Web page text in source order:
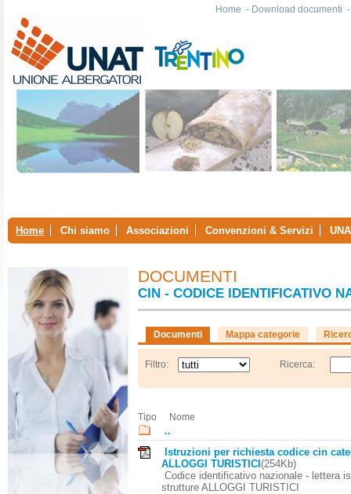
Home - Download documenti
Home Chi siamo Associazioni Convenzioni & Servizi
DOCUMENTI
CIN - CODICE IDENTIFICATIVO
Documenti Mappa categorie
Filtro: Ricerca:
Tipo Nome
..
Istruzioni per richiesta codice cin
ALLOGGI TURISTICI (254Kb)
Codice identificativo nazionale - lettera
strutture ALLOGGI TURISTICI